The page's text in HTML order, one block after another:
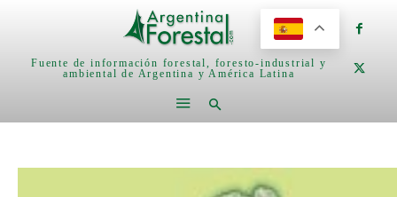
Fuente de información forestal, foresto-industrial y
ambiental de Argentina y América Latina